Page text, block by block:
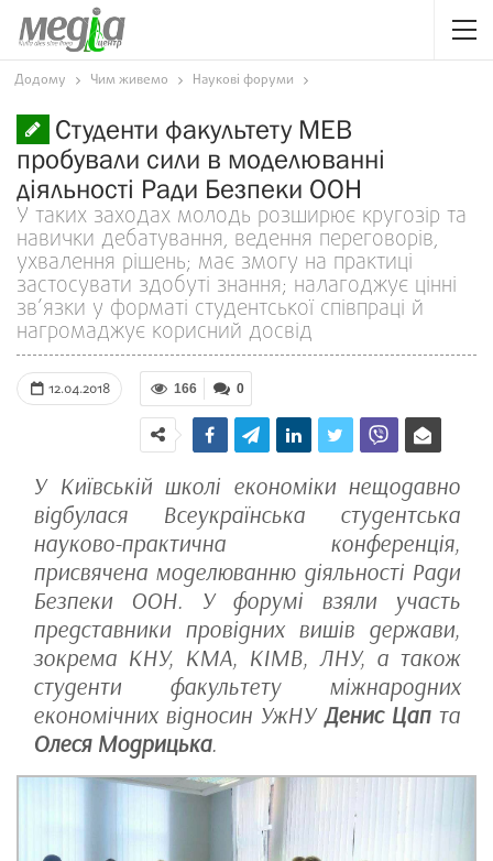
Додому Чим живемо Наукові форуми
Студенти факультету МЕВ
пробували сили в моделюванні
діяльності Ради Безпеки ООН
У таких заходах молодь розширює кругозір та
навички дебатування, ведення переговорів,
ухвалення рішень; має змогу на практиці
застосувати здобуті знання; налагоджує цінні
зв’язки у форматі студентської співпраці й
нагромаджує корисний досвід
12.04.2018 0
166
У Київській школі економіки нещодавно
відбулася Всеукраїнська студентська
науково-практична конференція,
присвячена моделюванню діяльності Ради
Безпеки ООН. У форумі взяли участь
представники провідних вишів держави,
зокрема КНУ, КМА, КІМВ, ЛНУ, а також
студенти факультету міжнародних
економічних відносин УжНУДенис Цапта
Олеся Модрицька.